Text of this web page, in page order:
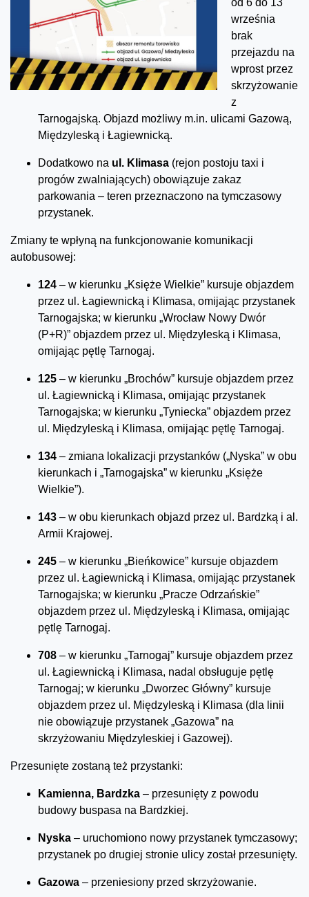
września
brak
przejazdu na
wprost przez
skrzyżowanie
z
Tarnogajską. Objazd możliwy m.in. ulicami Gazową,
Międzyleską i Łagiewnicką.
Dodatkowo na ul. Klimasa (rejon postoju taxi i
progów zwalniających) obowiązuje zakaz
parkowania – teren przeznaczono na tymczasowy
przystanek.
Zmiany te wpłyną na funkcjonowanie komunikacji
autobusowej:
124 – w kierunku „Księże Wielkie” kursuje objazdem
przez ul. Łagiewnicką i Klimasa, omijając przystanek
Tarnogajska; w kierunku „Wrocław Nowy Dwór
(P+R)” objazdem przez ul. Międzyleską i Klimasa,
omijając pętlę Tarnogaj.
125 – w kierunku „Brochów” kursuje objazdem przez
ul. Łagiewnicką i Klimasa, omijając przystanek
Tarnogajska; w kierunku „Tyniecka” objazdem przez
ul. Międzyleską i Klimasa, omijając pętlę Tarnogaj.
134 – zmiana lokalizacji przystanków („Nyska” w obu
kierunkach i „Tarnogajska” w kierunku „Księże
Wielkie”).
143 – w obu kierunkach objazd przez ul. Bardzką i al.
Armii Krajowej.
245 – w kierunku „Bieńkowice” kursuje objazdem
przez ul. Łagiewnicką i Klimasa, omijając przystanek
Tarnogajska; w kierunku „Pracze Odrzańskie”
objazdem przez ul. Międzyleską i Klimasa, omijając
pętlę Tarnogaj.
708 – w kierunku „Tarnogaj” kursuje objazdem przez
ul. Łagiewnicką i Klimasa, nadal obsługuje pętlę
Tarnogaj; w kierunku „Dworzec Główny” kursuje
objazdem przez ul. Międzyleską i Klimasa (dla linii
nie obowiązuje przystanek „Gazowa” na
skrzyżowaniu Międzyleskiej i Gazowej).
Przesunięte zostaną też przystanki:
Kamienna, Bardzka – przesunięty z powodu
budowy buspasa na Bardzkiej.
Nyska – uruchomiono nowy przystanek tymczasowy;
przystanek po drugiej stronie ulicy został przesunięty.
Gazowa – przeniesiony przed skrzyżowanie.